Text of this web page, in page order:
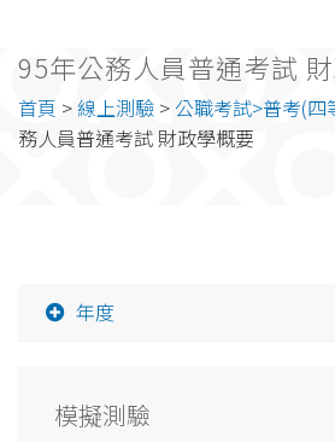
95年公務人員普通考試
首頁 >線上測驗 > 公職考試>普考(
務人員普通考試 財政學概要
年度
模擬測驗